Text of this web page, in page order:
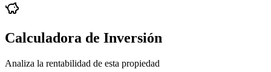
Calculadora de Inversión
Analiza la rentabilidad de esta propiedad